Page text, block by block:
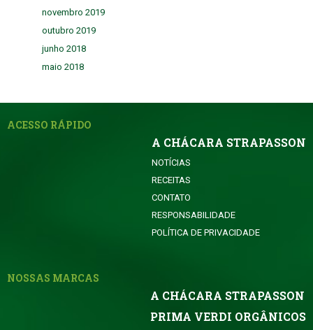
novembro 2019
outubro 2019
junho 2018
maio 2018
ACESSO RÁPIDO
A CHÁCARA STRAPASSON
NOTÍCIAS
RECEITAS
CONTATO
RESPONSABILIDADE
POLÍTICA DE PRIVACIDADE
NOSSAS MARCAS
A CHÁCARA STRAPASSON
PRIMA VERDI ORGÂNICOS